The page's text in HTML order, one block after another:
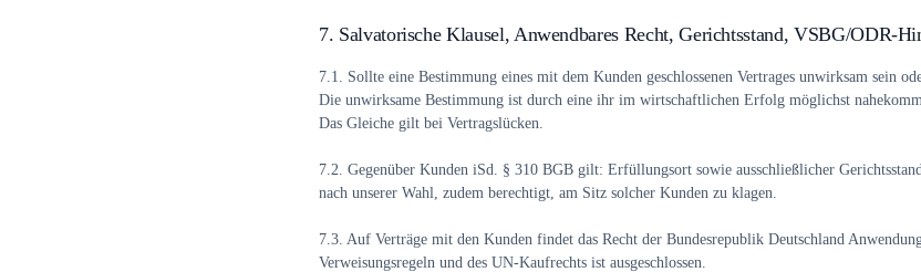
7. Salvatorische Klausel, Anwendbares Recht, Gerichtsstand, VSBG/ODR-
7.1. Sollte eine Bestimmung eines mit dem Kunden geschlossenen Vertrages unwirksam sein
Die unwirksame Bestimmung ist durch eine ihr im wirtschaftlichen Erfolg möglichst
Das Gleiche gilt bei Vertragslücken.
7.2. Gegenüber Kunden iSd. § 310 BGB gilt: Erfüllungsort sowie ausschließlicher
nach unserer Wahl, zudem berechtigt, am Sitz solcher Kunden zu klagen.
7.3. Auf Verträge mit den Kunden findet das Recht der Bundesrepublik Deutschland
Verweisungsregeln und des UN-Kaufrechts ist ausgeschlossen.